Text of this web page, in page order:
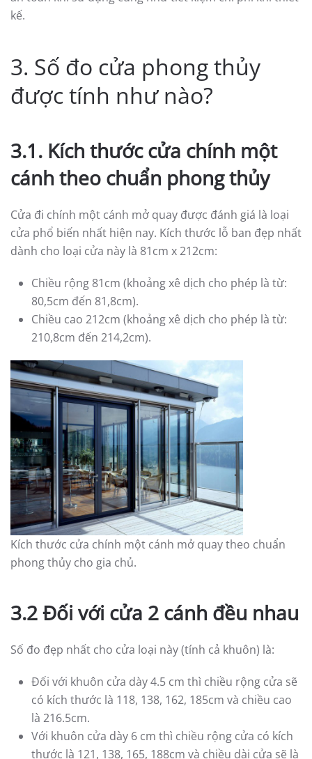
kế.
3. Số đo cửa phong thủy
được tính như nào?
3.1. Kích thước cửa chính một
cánh theo chuẩn phong thủy
Cửa đi chính một cánh mở quay được đánh giá là loại
cửa phổ biến nhất hiện nay. Kích thước lỗ ban đẹp nhất
dành cho loại cửa này là 81cm x 212cm:
Chiều rộng 81cm (khoảng xê dịch cho phép là từ:
80,5cm đến 81,8cm).
Chiều cao 212cm (khoảng xê dịch cho phép là từ:
210,8cm đến 214,2cm).
Kích thước cửa chính một cánh mở quay theo chuẩn
phong thủy cho gia chủ.
3.2 Đối với cửa 2 cánh đều nhau
Số đo đẹp nhất cho cửa loại này (tính cả khuôn) là:
Đối với khuôn cửa dày 4.5 cm thì chiều rộng cửa sẽ
có kích thước là 118, 138, 162, 185cm và chiều cao
là 216.5cm.
Với khuôn cửa dày 6 cm thì chiều rộng cửa có kích
thước là 121, 138, 165, 188cm và chiều dài cửa sẽ là